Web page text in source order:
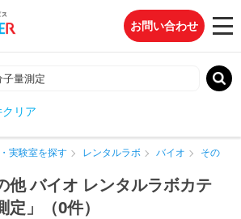
お問い合わせ
リア
実験室を探す レンタルラボ バイオ
その
他 バイオ レンタルラボカテ
」（0件）